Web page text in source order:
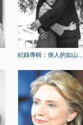
紀錄專輯：偉人的如山...